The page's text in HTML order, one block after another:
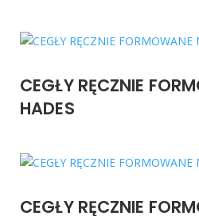
CEGŁY RĘCZNIE
HADES
CEGŁY RĘCZNIE